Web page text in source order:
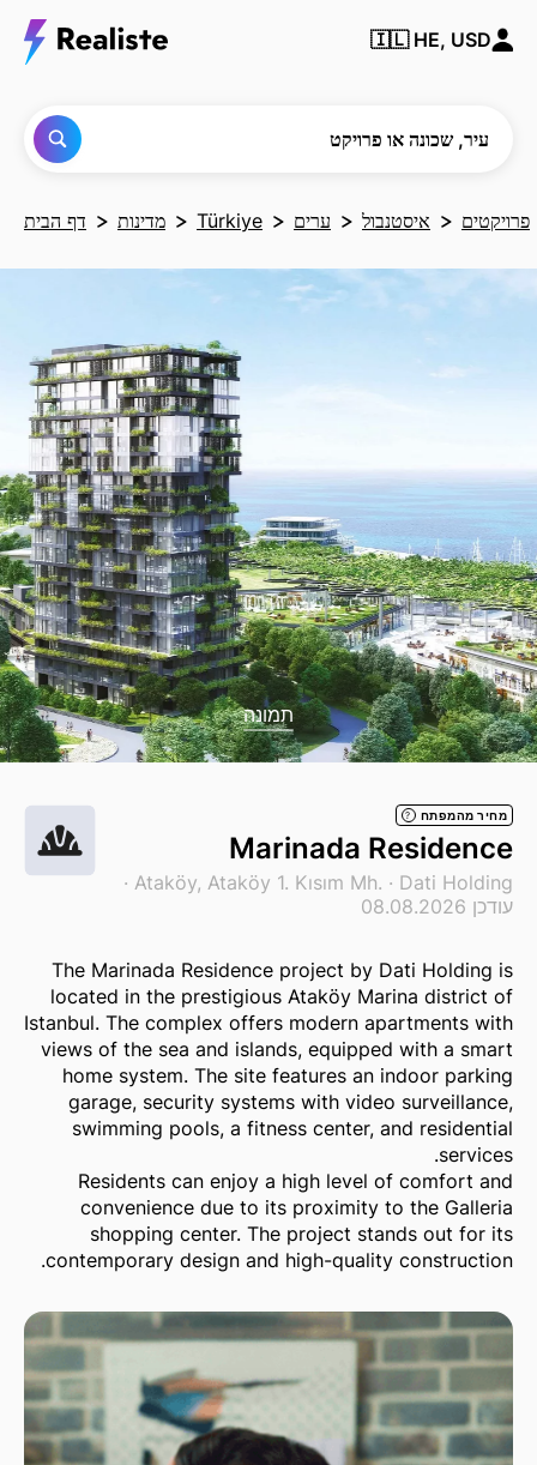
🇮🇱 HE, USD
עיר, שכונה או פרויקט
דף הבית מדינות Türkiye ערים איסטנבול פרויקטים
תמונה
מחיר מהמפתח ?
Marinada Residence
Ataköy, Ataköy 1. Kısım Mh. · Dati Holding
·
עודכן 08.08.2026
The Marinada Residence project by Dati Holding is
located in the prestigious Ataköy Marina district of
Istanbul. The complex offers modern apartments with
views of the sea and islands, equipped with a smart
home system. The site features an indoor parking
garage, security systems with video surveillance,
swimming pools, a fitness center, and residential
services.
Residents can enjoy a high level of comfort and
convenience due to its proximity to the Galleria
shopping center. The project stands out for its
contemporary design and high-quality construction.